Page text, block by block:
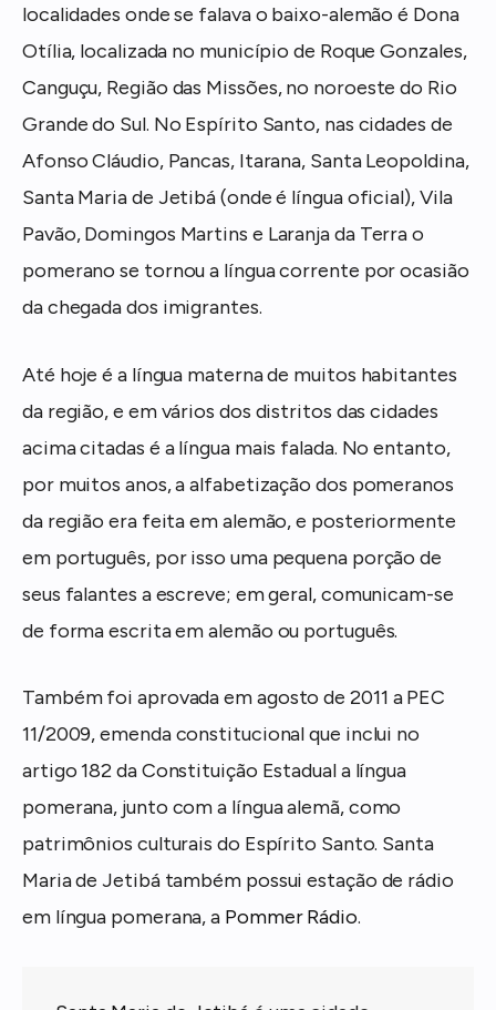
localidades onde se falava o baixo-alemão é Dona
Otília, localizada no município de Roque Gonzales,
Canguçu, Região das Missões, no noroeste do Rio
Grande do Sul. No Espírito Santo, nas cidades de
Afonso Cláudio, Pancas, Itarana, Santa Leopoldina,
Santa Maria de Jetibá (onde é língua oficial), Vila
Pavão, Domingos Martins e Laranja da Terra o
pomerano se tornou a língua corrente por ocasião
da chegada dos imigrantes.
Até hoje é a língua materna de muitos habitantes
da região, e em vários dos distritos das cidades
acima citadas é a língua mais falada. No entanto,
por muitos anos, a alfabetização dos pomeranos
da região era feita em alemão, e posteriormente
em português, por isso uma pequena porção de
seus falantes a escreve; em geral, comunicam-se
de forma escrita em alemão ou português.
Também foi aprovada em agosto de 2011 a PEC
11/2009, emenda constitucional que inclui no
artigo 182 da Constituição Estadual a língua
pomerana, junto com a língua alemã, como
patrimônios culturais do Espírito Santo. Santa
Maria de Jetibá também possui estação de rádio
em língua pomerana, a Pommer Rádio.